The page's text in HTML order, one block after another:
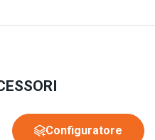
Configuratore